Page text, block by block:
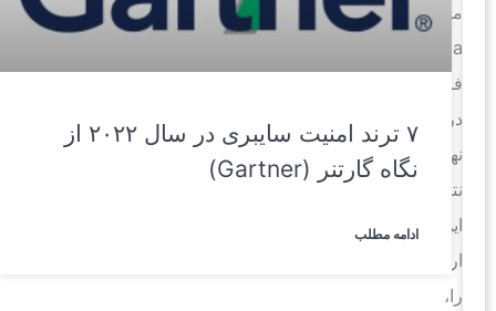
موسسه
Cyentia
فرستاد؛
نهایت
نتایج
ارزیابی
۷ ترند امنیت سایبری در سال ۲۰۲۲ از
نگاه گارتنر (Gartner)
ادامه مطلب